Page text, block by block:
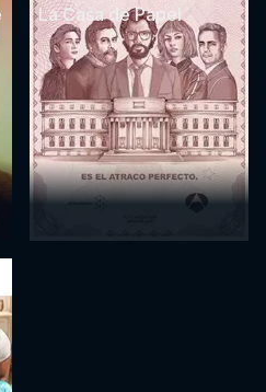
La Casa de Papel